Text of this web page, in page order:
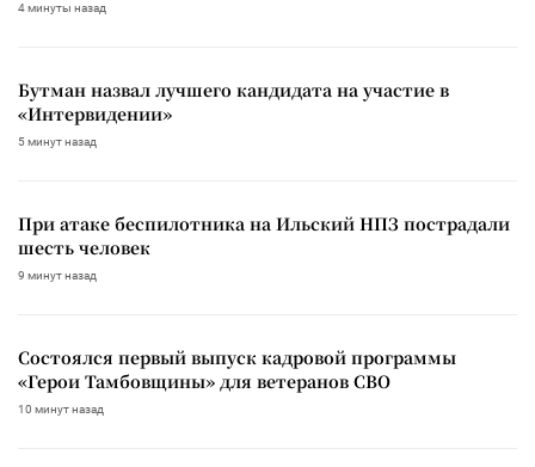
4 минуты назад
Бутман назвал лучшего кандидата на участие в
«Интервидении»
5 минут назад
При атаке беспилотника на Ильский НПЗ пострадали
шесть человек
9 минут назад
Состоялся первый выпуск кадровой программы
«Герои Тамбовщины» для ветеранов СВО
10 минут назад